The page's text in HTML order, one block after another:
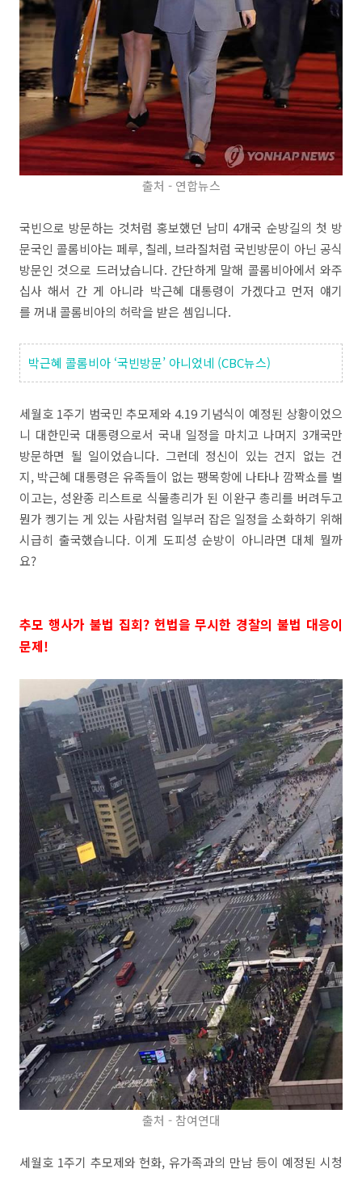
출처 - 연합뉴스
국빈으로 방문하는 것처럼 홍보했던 남미 4개국 순방길의 첫 방
문국인 콜롬비아는 페루, 칠레, 브라질처럼 국빈방문이 아닌 공식
방문인 것으로 드러났습니다. 간단하게 말해 콜롬비아에서 와주
십사 해서 간 게 아니라 박근혜 대통령이 가겠다고 먼저 얘기
를 꺼내 콜롬비아의 허락을 받은 셈입니다.
박근혜 콜롬비아 ‘국빈방문’ 아니었네 (CBC뉴스)
세월호 1주기 범국민 추모제와 4.19 기념식이 예정된 상황이었으
니 대한민국 대통령으로서 국내 일정을 마치고 나머지 3개국만
방문하면 될 일이었습니다. 그런데 정신이 있는 건지 없는 건
지, 박근혜 대통령은 유족들이 없는 팽목항에 나타나 깜짝쇼를 벌
이고는, 성완종 리스트로 식물총리가 된 이완구 총리를 버려두고
뭔가 켕기는 게 있는 사람처럼 일부러 잡은 일정을 소화하기 위해
시급히 출국했습니다. 이게 도피성 순방이 아니라면 대체 뭘까
요?
추모 행사가 불법 집회? 헌법을 무시한 경찰의 불법 대응이
문제!
출처 - 참여연대
세월호 1주기 추모제와 헌화, 유가족과의 만남 등이 예정된 시청